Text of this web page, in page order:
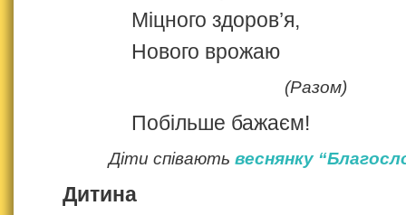
Міцного здоров’я,
Нового врожаю
(Разом)
Побільше бажаєм!
Діти співаютьвеснянку
Дитина